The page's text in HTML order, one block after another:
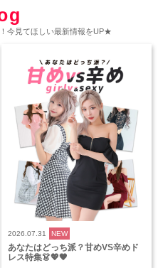
今見てほしい最新情報をUP★
2026.07.31 NEW
あなたはどっち派？甘めVS辛めド
レス特集👗💖🖤